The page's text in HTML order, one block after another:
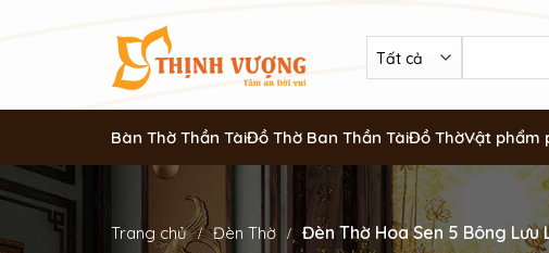
Bàn Thờ Thần TàiĐồ Thờ Ban Thần TàiĐồ ThờVật phẩm
Trang chủ Đèn Thờ Đèn Thờ Hoa Sen 5 Bông Lưu